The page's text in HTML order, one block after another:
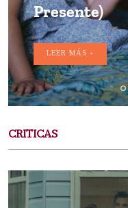
Presente)
LEER MÁS >
CRITICAS